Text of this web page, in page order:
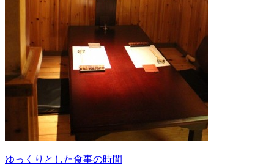
ゆっくりとした食事の時間